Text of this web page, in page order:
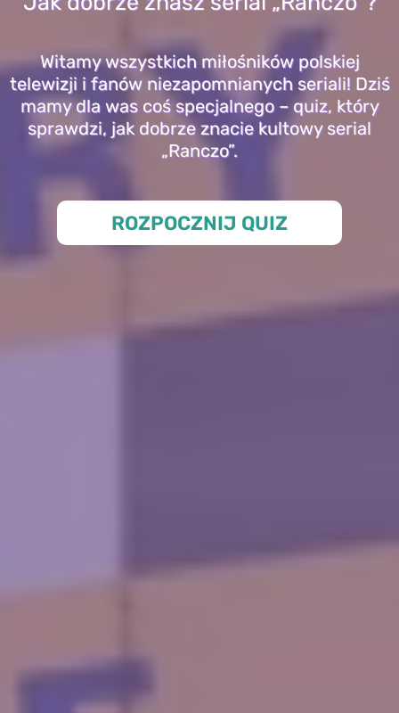
Witamy wszystkich miłośników polskiej
telewizji i fanów niezapomnianych seriali! Dziś
mamy dla was coś specjalnego – quiz, który
sprawdzi, jak dobrze znacie kultowy serial
„Ranczo”.
ROZPOCZNIJ QUIZ